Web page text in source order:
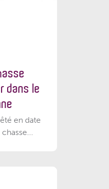
dans le
en date